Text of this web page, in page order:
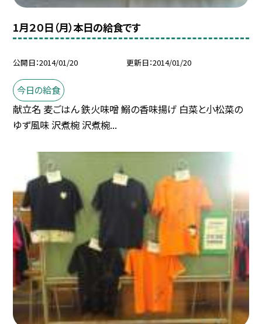
1月２０日（月）本日の給食です
公開日 2014/01/20 更新日 2014/01/20
今日の給食
献立名 麦ごはん 鉄火味噌 鰯の香味揚げ 白菜と小松菜の
ゆず風味 沢煮椀 沢煮椀...